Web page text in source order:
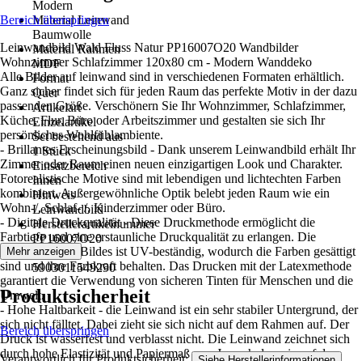
Modern
Material Leinwand
Baumwolle
Material Rahmen
MDF
Format
Quer
Artikelart
Einzelartikel
Set bestehend aus
1 Stück
Einsatzbereich
Innen
Hinweis
Leinwandbild
Herstellerartikelnummer
PP16007O20
EAN
5903011549290
Bereich überspringen
Leinwandbild Wald Fluss Natur PP16007O20 Wandbilder
Wohnzimmer Schlafzimmer 120x80 cm - Modern Wanddeko
Alle Bilder auf leinwand sind in verschiedenen Formaten erhältlich.
Ganz sicher findet sich für jeden Raum das perfekte Motiv in der dazu
passenden Größe. Verschönern Sie Ihr Wohnzimmer, Schlafzimmer,
Küche, Flur, Büro oder Arbeitszimmer und gestalten sie sich Ihr
persönliches Wohlfühlambiente.
- Brillantes Erscheinungsbild - Dank unserem Leinwandbild erhält Ihr
Zimmer oder Raum einen neuen einzigartigen Look und Charakter.
Fotorealistische Motive sind mit lebendigen und lichtechten Farben
kombiniert. Außergewöhnliche Optik belebt jeden Raum wie ein
Wohn-/, Schlaf- /, Kinderzimmer oder Büro.
- Digitale Druckqualität - Diese Druckmethode ermöglicht die
Farbtiefe und eine erstaunliche Druckqualität zu erlangen. Die
Oberfläche des Bildes ist UV-beständig, wodurch die Farben gesättigt
sind und ihre Farbkraft behalten. Das Drucken mit der Latexmethode
garantiert die Verwendung von sicheren Tinten für Menschen und die
Umwelt.
- Hohe Haltbarkeit - die Leinwand ist ein sehr stabiler Untergrund, der
sich nicht fälltet. Dabei zieht sie sich nicht auf dem Rahmen auf. Der
Druck ist wasserfest und verblasst nicht. Die Leinwand zeichnet sich
durch hohe Elastizität und Papiermaß aus. Je nach dem sie auf den
Mehr anzeigen
Produktsicherheit
Bereich überspringen